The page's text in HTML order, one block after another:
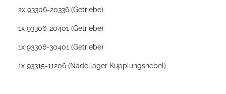
2x 93306-20336 (Getriebe)
1x 93306-20401 (Getriebe)
1x 93306-30401 (Getriebe)
1x 93315-11206 (Nadellager Kupplungshebel)